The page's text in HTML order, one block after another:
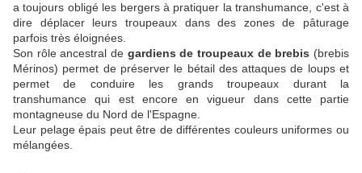
a toujours obligé les bergers à pratiquer la transhumance, c'est à
dire déplacer leurs troupeaux dans des zones de pâturage
parfois très éloignées.
Son rôle ancestral de gardiens de troupeaux de brebis (brebis
Mérinos) permet de préserver le bétail des attaques de loups et
permet de conduire les grands troupeaux durant la
transhumance qui est encore en vigueur dans cette partie
montagneuse du Nord de l'Espagne.
Leur pelage épais peut être de différentes couleurs uniformes ou
mélangées.